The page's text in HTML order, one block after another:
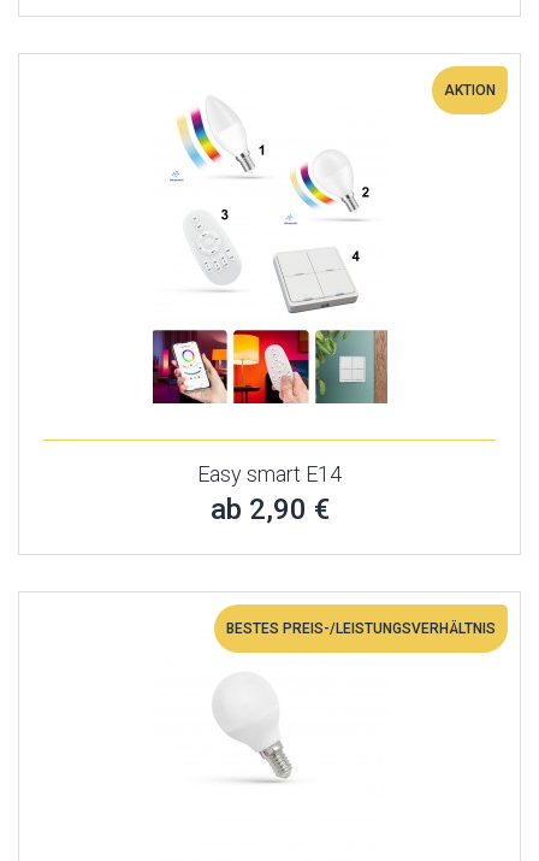
AKTION
Easy smart E14
ab 2,90 €
BESTES PREIS-/LEISTUNGSVERHÄLTNIS